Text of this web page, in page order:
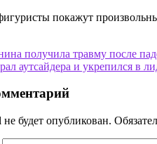
покажут
получила травму после
аутсайдера и укрепился в
будет опубликован.